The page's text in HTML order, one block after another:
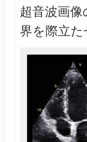
超音波画
界を際立た